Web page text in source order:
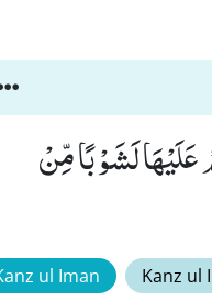
الْبُطُوْنَﭤ(66) ثُمَّ اِنَّ لَهُمْ عَلَیْهَا لَشَوْبًا مِّنْ
ul Iman Kanz ul